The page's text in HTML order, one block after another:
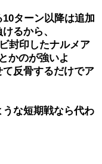
ターン以降は追加
るから、
封印したナルメア
かのが強いよ
反骨するだけでア
な短期戦なら代わ